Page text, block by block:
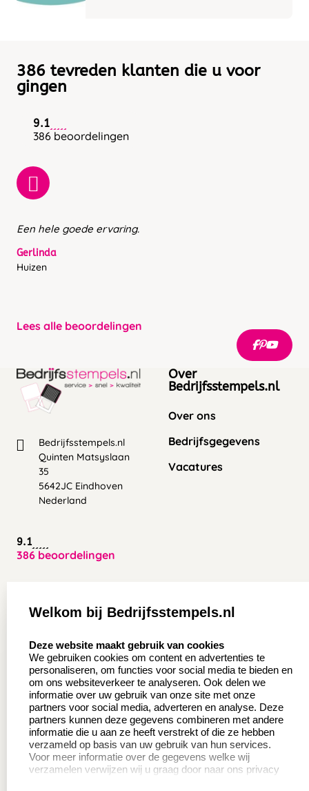
386 tevreden klanten die u voor
gingen
9.1
386 beoordelingen
Een hele goede ervaring.
Gerlinda
Huizen
Lees alle beoordelingen
Bedrijfsstempels.nl
Quinten Matsyslaan
35
5642JC Eindhoven
Nederland
9.1
386 beoordelingen
Over
Bedrijfsstempels.nl
Over ons
Bedrijfsgegevens
Vacatures
Aanvraag op maat
Wederverkoper
worden
Sale
Betaling & Verzending
Contact opnemen
Veel gestelde vragen
Retourneren
Herroepingsrecht
Productinformatie:
Welkom bij Bedrijfsstempels.nl
Deze website maakt gebruik van cookies
We gebruiken cookies om content en advertenties te
personaliseren, om functies voor social media te bieden en
om ons websiteverkeer te analyseren. Ook delen we
informatie over uw gebruik van onze site met onze
partners voor social media, adverteren en analyse. Deze
partners kunnen deze gegevens combineren met andere
informatie die u aan ze heeft verstrekt of die ze hebben
verzameld op basis van uw gebruik van hun services.
Voor meer informatie over de gegevens welke wij
verzamelen verwijzen wij u graag door naar ons privacy